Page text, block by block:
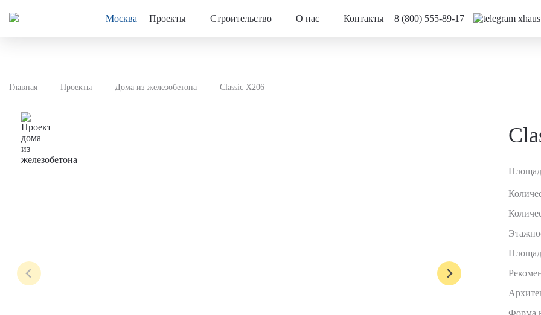
Москва Проекты Строительство О нас Контакты 8 (800) 555-89-17
Главная Проекты Дома из железобетона Classic X206